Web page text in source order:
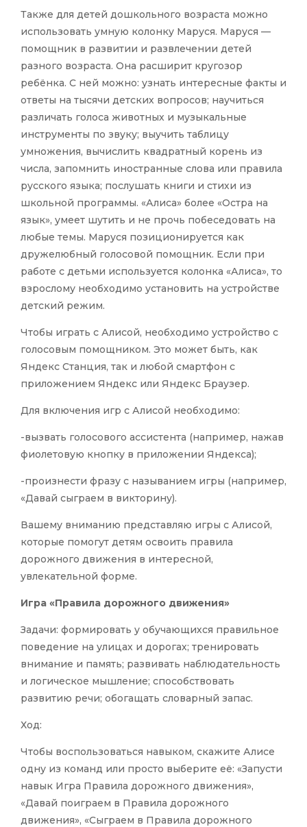
Также для детей дошкольного возраста можно
использовать умную колонку Маруся. Маруся —
помощник в развитии и развлечении детей
разного возраста. Она расширит кругозор
ребёнка. С ней можно: узнать интересные факты и
ответы на тысячи детских вопросов; научиться
различать голоса животных и музыкальные
инструменты по звуку; выучить таблицу
умножения, вычислить квадратный корень из
числа, запомнить иностранные слова или правила
русского языка; послушать книги и стихи из
школьной программы. «Алиса» более «Остра на
язык», умеет шутить и не прочь побеседовать на
любые темы. Маруся позиционируется как
дружелюбный голосовой помощник. Если при
работе с детьми используется колонка «Алиса», то
взрослому необходимо установить на устройстве
детский режим.
Чтобы играть с Алисой, необходимо устройство с
голосовым помощником. Это может быть, как
Яндекс Станция, так и любой смартфон с
приложением Яндекс или Яндекс Браузер.
Для включения игр с Алисой необходимо:
-вызвать голосового ассистента (например, нажав
фиолетовую кнопку в приложении Яндекса);
-произнести фразу с называнием игры (например,
«Давай сыграем в викторину).
Вашему вниманию представляю игры с Алисой,
которые помогут детям освоить правила
дорожного движения в интересной,
увлекательной форме.
Игра «Правила дорожного движения»
Задачи: формировать у обучающихся правильное
поведение на улицах и дорогах; тренировать
внимание и память; развивать наблюдательность
и логическое мышление; способствовать
развитию речи; обогащать словарный запас.
Ход:
Чтобы воспользоваться навыком, скажите Алисе
одну из команд или просто выберите её: «Запусти
навык Игра Правила дорожного движения»,
«Давай поиграем в Правила дорожного
движения», «Сыграем в Правила дорожного